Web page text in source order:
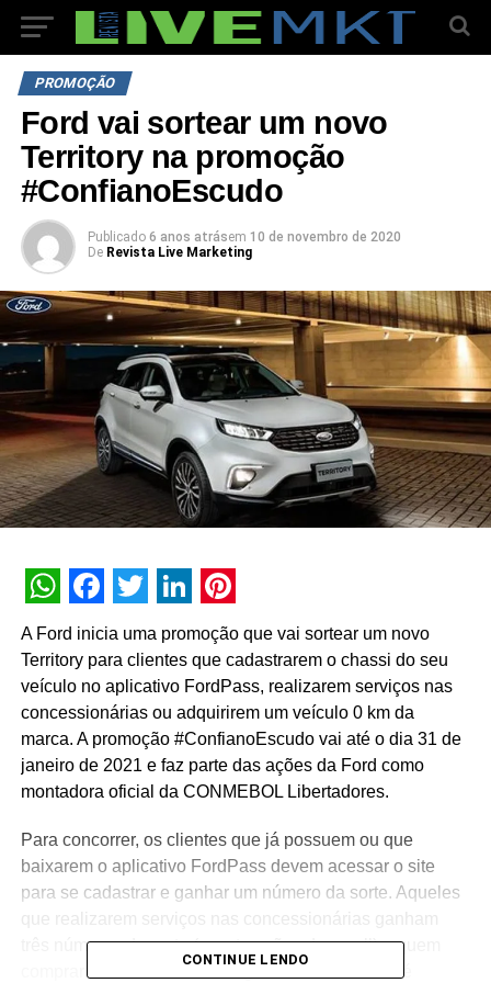
PROMOÇÃO
Ford vai sortear um novo
Territory na promoção
#ConfianoEscudo
Publicado 6 anos atrásem 10 de novembro de 2020
De Revista Live Marketing
WhatsApp
Facebook
Twitter
LinkedIn
Pinterest
A Ford inicia uma promoção que vai sortear um novo
Territory para clientes que cadastrarem o chassi do seu
veículo no aplicativo FordPass, realizarem serviços nas
concessionárias ou adquirirem um veículo 0 km da
marca. A promoção #ConfianoEscudo vai até o dia 31 de
janeiro de 2021 e faz parte das ações da Ford como
montadora oficial da CONMEBOL Libertadores.
Para concorrer, os clientes que já possuem ou que
baixarem o aplicativo FordPass devem acessar o site
para se cadastrar e ganhar um número da sorte. Aqueles
três números da sorte (exceto ações de recall) e quem
comprar um carro Ford 0 km ganha cinco. O total é
CONTINUE LENDO